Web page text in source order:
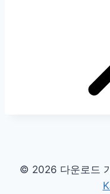
© 2026 다운로드